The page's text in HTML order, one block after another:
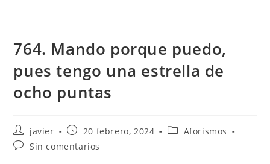
764. Mando porque puedo,
pues tengo una estrella de
ocho puntas
javier 20 febrero, 2024
Aforismos
Sin comentarios